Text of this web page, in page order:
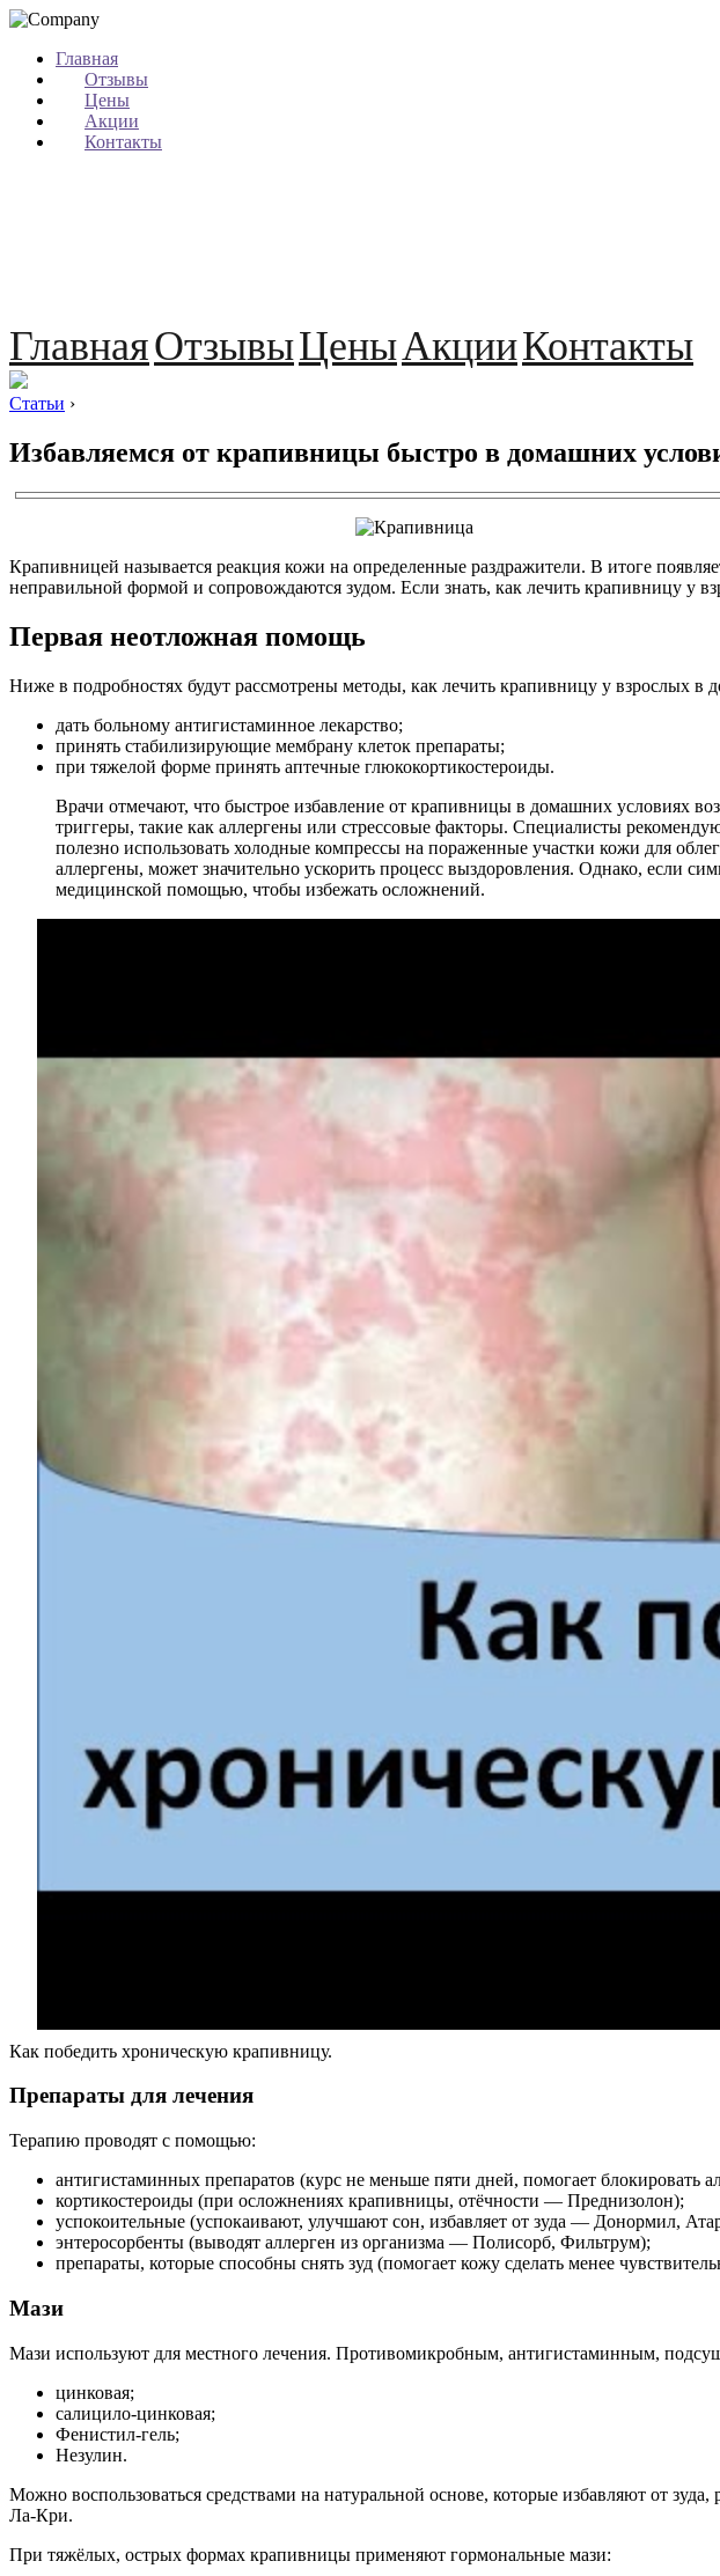
Главная
Отзывы
Цены
Акции
Контакты
ГлавнаяОтзывыЦеныАкцииКонтакты
Статьи ›
Избавляемся от крапивницы быстро в домашних
Крапивницей называется реакция кожи на определенные раздражители. В итоге
неправильной формой и сопровождаются зудом. Если знать, как лечить крапивницу у
Первая неотложная помощь
Ниже в подробностях будут рассмотрены методы, как лечить крапивницу у взрослых
дать больному антигистаминное лекарство;
принять стабилизирующие мембрану клеток препараты;
при тяжелой форме принять аптечные глюкокортикостероиды.
Врачи отмечают, что быстрое избавление от крапивницы в домашних условиях
триггеры, такие как аллергены или стрессовые факторы. Специалисты
полезно использовать холодные компрессы на пораженные участки кожи для
аллергены, может значительно ускорить процесс выздоровления. Однако, если
медицинской помощью, чтобы избежать осложнений.
Как победить хроническую крапивницу.
Препараты для лечения
Терапию проводят с помощью:
антигистаминных препаратов (курс не меньше пяти дней, помогает
кортикостероиды (при осложнениях крапивницы, отёчности — Преднизолон);
успокоительные (успокаивают, улучшают сон, избавляет от зуда — Донормил,
энтеросорбенты (выводят аллерген из организма — Полисорб, Фильтрум);
препараты, которые способны снять зуд (помогает кожу сделать менее
Мази
Мази используют для местного лечения. Противомикробным, антигистаминным,
цинковая;
салицило-цинковая;
Фенистил-гель;
Незулин.
Можно воспользоваться средствами на натуральной основе, которые избавляют от
Ла-Кри.
При тяжёлых, острых формах крапивницы применяют гормональные мази: